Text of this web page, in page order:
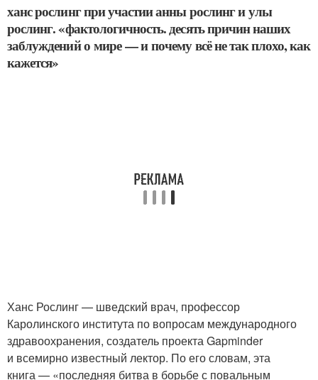
ханс рослинг при участии анны рослинг и улы
рослинг. «фактологичность. десять причин наших
заблуждений о мире — и почему всё не так плохо, как
кажется»
Ханс Рослинг — шведский врач, профессор
Каролинского института по вопросам международного
здравоохранения, создатель проекта Gapminder
и всемирно известный лектор. По его словам, эта
книга — «последняя битва в борьбе с повальным